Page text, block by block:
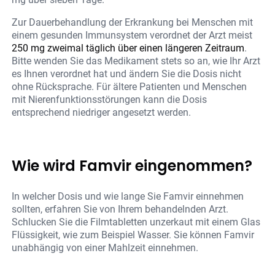
Zur Dauerbehandlung der Erkrankung bei Menschen mit
einem gesunden Immunsystem verordnet der Arzt meist
250 mg zweimal täglich über einen längeren Zeitraum.
Bitte wenden Sie das Medikament stets so an, wie Ihr Arzt
es Ihnen verordnet hat und ändern Sie die Dosis nicht
ohne Rücksprache. Für ältere Patienten und Menschen
mit Nierenfunktionsstörungen kann die Dosis
entsprechend niedriger angesetzt werden.
Wie wird Famvir eingenommen?
In welcher Dosis und wie lange Sie Famvir einnehmen
sollten, erfahren Sie von Ihrem behandelnden Arzt.
Schlucken Sie die Filmtabletten unzerkaut mit einem Glas
Flüssigkeit, wie zum Beispiel Wasser. Sie können Famvir
unabhängig von einer Mahlzeit einnehmen.